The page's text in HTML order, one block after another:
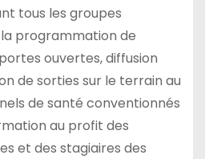
tous les groupes
programmation de
ouvertes, diffusion
de sorties sur le terrain au
de santé conventionnés
au profit des
et des stagiaires des